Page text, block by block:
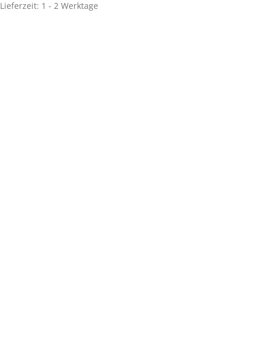
Lieferzeit: 1 - 2 Werktage